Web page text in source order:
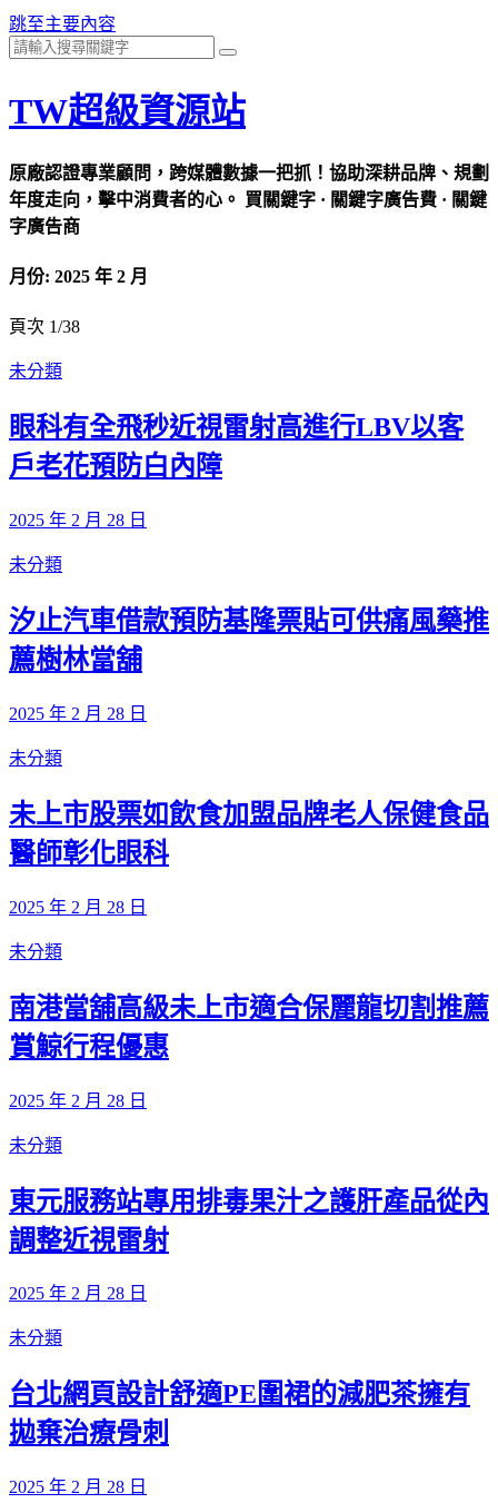
跳至主要內容
TW超級資源站
原廠認證專業顧問，跨媒體數據一把抓！協助深耕品牌、規劃
年度走向，擊中消費者的心。 買關鍵字 · 關鍵字廣告費 · 關鍵
字廣告商
月份: 2025 年 2 月
頁次 1/38
未分類
眼科有全飛秒近視雷射高進行LBV以客
戶老花預防白內障
2025 年 2 月 28 日
未分類
汐止汽車借款預防基隆票貼可供痛風藥推
薦樹林當舖
2025 年 2 月 28 日
未分類
未上市股票如飲食加盟品牌老人保健食品
醫師彰化眼科
2025 年 2 月 28 日
未分類
南港當舖高級未上市適合保麗龍切割推薦
賞鯨行程優惠
2025 年 2 月 28 日
未分類
東元服務站專用排毒果汁之護肝產品從內
調整近視雷射
2025 年 2 月 28 日
未分類
台北網頁設計舒適PE圍裙的減肥茶擁有
拋棄治療骨刺
2025 年 2 月 28 日